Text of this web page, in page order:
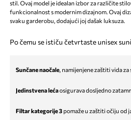
stil. Ovaj model je idealan izbor za različite
funkcionalnost s modernim dizajnom. Ovaj
svaku garderobu, dodajući joj dašak luksuza.
Po čemu se ističu četvrtaste unisex
Sunčane naočale, namijenjene zaštiti vida za
Jedinstvena lećaosigurava dosljedno
Filtar kategorije 3 pomaže u zaštiti očiju od